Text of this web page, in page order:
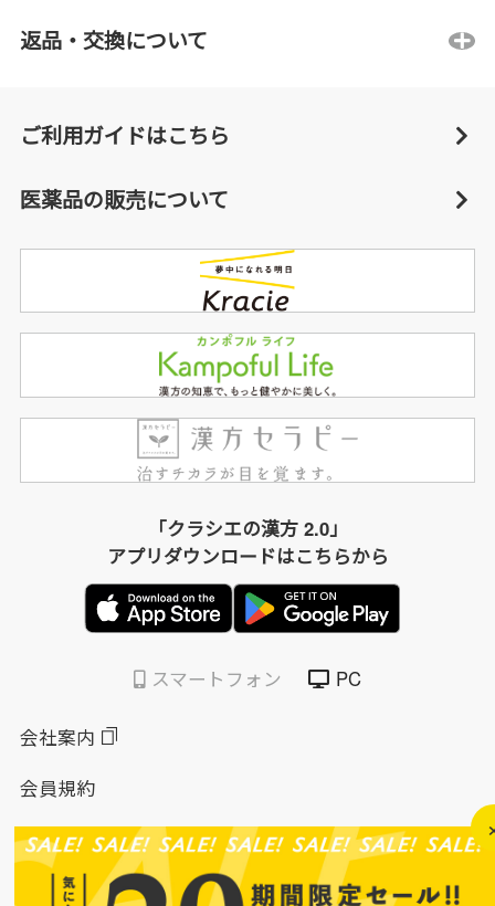
返品・交換について
ご利用ガイドはこちら
医薬品の販売について
「クラシエの漢方 2.0」
アプリダウンロードはこちらから
スマートフォン PC
会社案内
会員規約
個人情報保護方針
特定商取引法に基づく表示